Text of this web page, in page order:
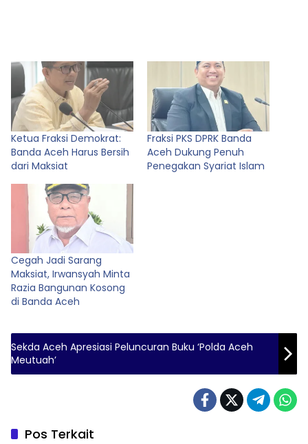
Ketua Fraksi Demokrat:
Banda Aceh Harus Bersih
dari Maksiat
Fraksi PKS DPRK Banda
Aceh Dukung Penuh
Penegakan Syariat Islam
Cegah Jadi Sarang
Maksiat, Irwansyah Minta
Razia Bangunan Kosong
di Banda Aceh
Sekda Aceh Apresiasi Peluncuran Buku ‘Polda Aceh
Meutuah’
Pos Terkait